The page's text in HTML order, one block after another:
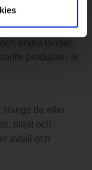
andra länder.
produkten är
slängs de efter
plast och
avfall och